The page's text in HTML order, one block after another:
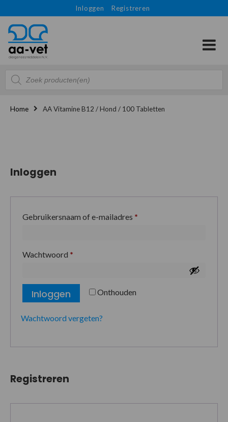
Inloggen Registreren
Producten
zoeken
Home AA Vitamine B12 / Hond / 100 Tabletten
Inloggen
Gebruikersnaam of e-mailadres *
Wachtwoord *
Onthouden
Inloggen
Wachtwoord vergeten?
Registreren